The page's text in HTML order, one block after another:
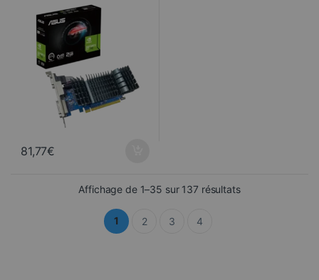
81,77€
Affichage de 1–35 sur 137 résultatsSortiert vom
1 2 3 4